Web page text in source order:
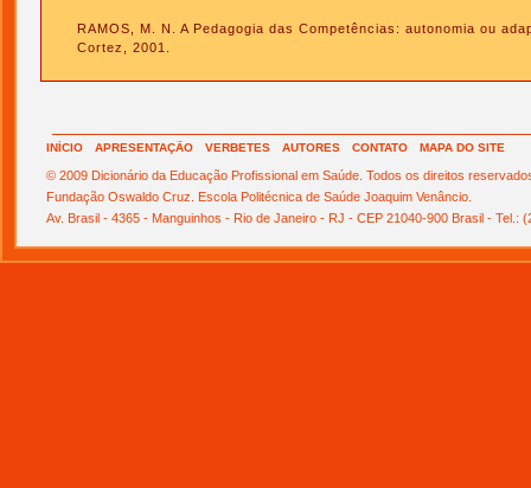
RAMOS, M. N. A Pedagogia das Competências: autonomia ou
Cortez, 2001.
INÍCIO APRESENTAÇÃO VERBETES AUTORES CONTATO MAPA DO SITE
© 2009 Dicionário da Educação Profissional em Saúde. Todos os direitos
Fundação Oswaldo Cruz. Escola Politécnica de Saúde Joaquim Venâncio.
Av. Brasil - 4365 - Manguinhos - Rio de Janeiro - RJ - CEP 21040-900 Brasil - Tel.: